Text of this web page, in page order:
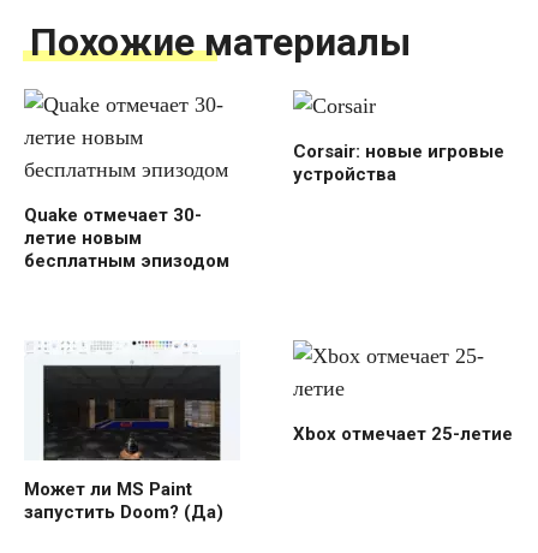
Похожие материалы
Quake отмечает 30-
летие новым
бесплатным эпизодом
Corsair: новые игровые
устройства
Может ли MS Paint
запустить Doom? (Да)
Xbox отмечает 25-летие